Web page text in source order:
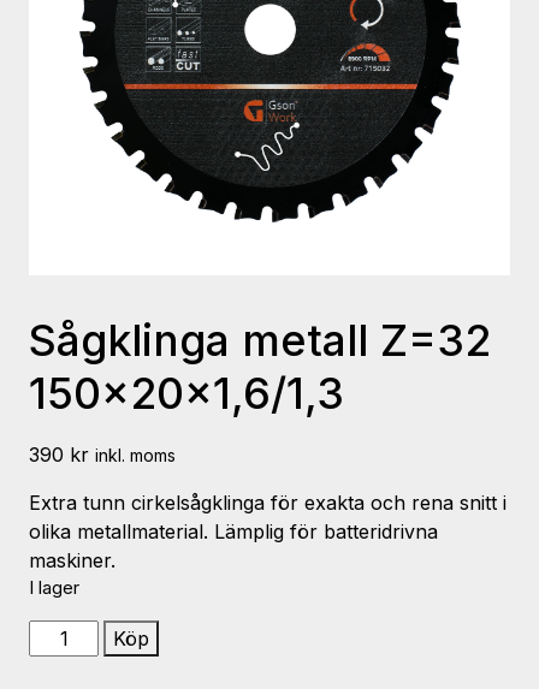
Sågklinga metall Z=32
150x20x1,6/1,3
390 kr inkl. moms
Extra tunn cirkelsågklinga för exakta och rena snitt i
olika metallmaterial. Lämplig för batteridrivna
maskiner.
I lager
Sågklinga
metall
Köp